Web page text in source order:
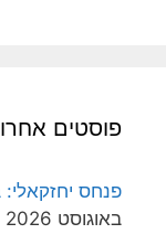
פוסטים
פנחס
באוגוסט 2026